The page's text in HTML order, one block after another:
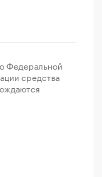
Федеральной
средства